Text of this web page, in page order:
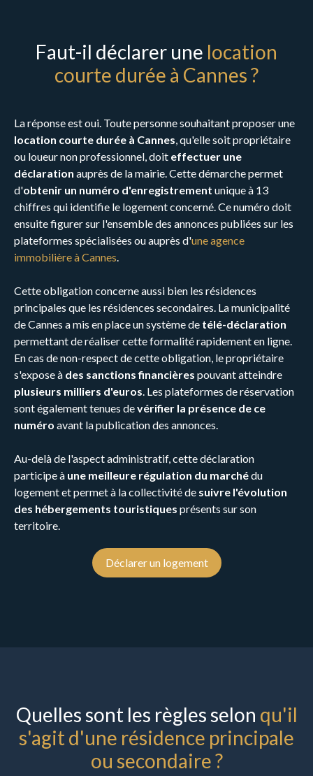
Faut-il déclarer une location
courte durée à Cannes ?
La réponse est oui. Toute personne souhaitant proposer une
location courte durée à Cannes, qu'elle soit propriétaire
ou loueur non professionnel, doit effectuer une
déclaration auprès de la mairie. Cette démarche permet
d'obtenir un numéro d'enregistrement unique à 13
chiffres qui identifie le logement concerné. Ce numéro doit
ensuite figurer sur l'ensemble des annonces publiées sur les
plateformes spécialisées ou auprès d'une agence
immobilière à Cannes.
Cette obligation concerne aussi bien les résidences
principales que les résidences secondaires. La municipalité
de Cannes a mis en place un système de télé-déclaration
permettant de réaliser cette formalité rapidement en ligne.
En cas de non-respect de cette obligation, le propriétaire
s'expose à des sanctions financières pouvant atteindre
plusieurs milliers d'euros. Les plateformes de réservation
sont également tenues devérifier la présence de ce
numéro avant la publication des annonces.
Au-delà de l'aspect administratif, cette déclaration
participe à une meilleure régulation du marchédu
logement et permet à la collectivité de suivre l'évolution
des hébergements touristiques présents sur son
territoire.
Déclarer un logement
Quelles sont les règles selon qu'il
s'agit d'une résidence principale
ou secondaire ?